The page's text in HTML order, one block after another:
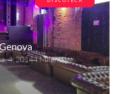
4, 20144 Milano